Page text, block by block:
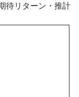
待リターン・推計